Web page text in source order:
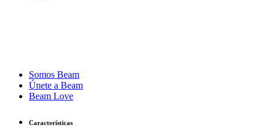
Somos Beam
Únete a Beam
Beam Love
Características